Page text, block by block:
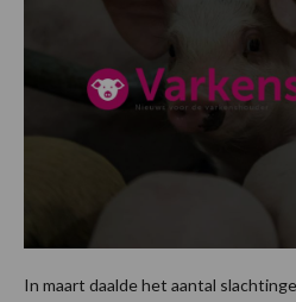
In maart daalde het aantal